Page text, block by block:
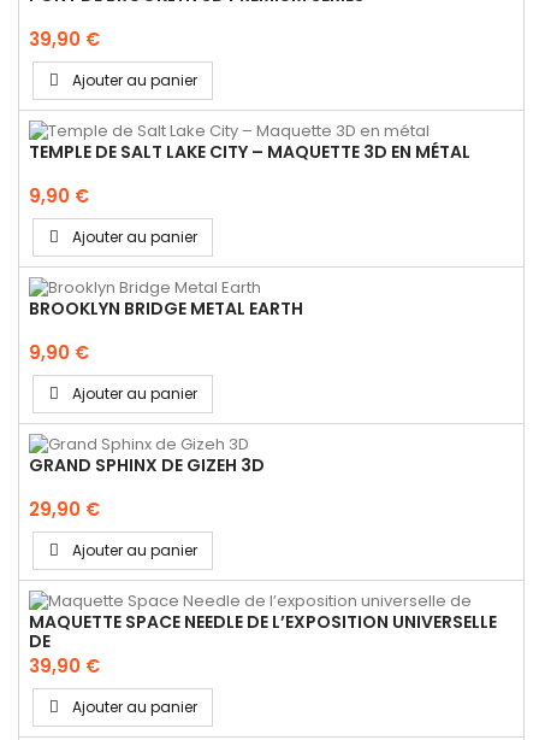
39,90 €
Ajouter au panier
TEMPLE DE SALT LAKE CITY – MAQUETTE 3D EN MÉTAL
9,90 €
Ajouter au panier
BROOKLYN BRIDGE METAL EARTH
9,90 €
Ajouter au panier
GRAND SPHINX DE GIZEH 3D
29,90 €
Ajouter au panier
MAQUETTE SPACE NEEDLE DE L’EXPOSITION UNIVERSELLE
DE
39,90 €
Ajouter au panier